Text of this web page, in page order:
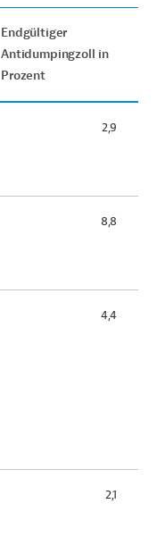
Endgültiger
Antidumpingzoll in
Prozent
2,9
8,8
4,4
2,1